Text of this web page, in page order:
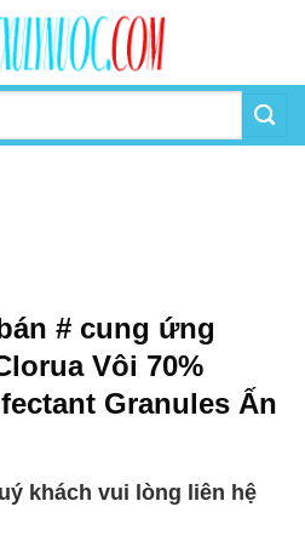
# cung ứng
Vôi 70%
Granules Ấn
khách vui lòng liên hệ